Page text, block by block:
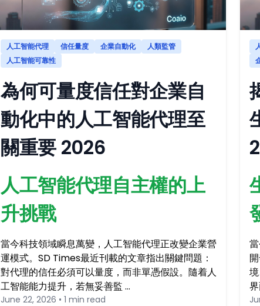
人工智能代理 信任量度 企業自動化
人類監管
人工智能可靠性
為何可量度信任對企業自
動化中的人工智能代理至
關重要 2026
人工智能代理自主權的上
升挑戰
當今科技領域瞬息萬變，人工智能代理正改變企業營
運模式。SD Times最近刊載的文章指出關鍵問題：
對代理的信任必須可以量度，而非單憑假設。隨着人
工智能能力提升，若無妥善監 …
June 22, 2026 • 1 min read